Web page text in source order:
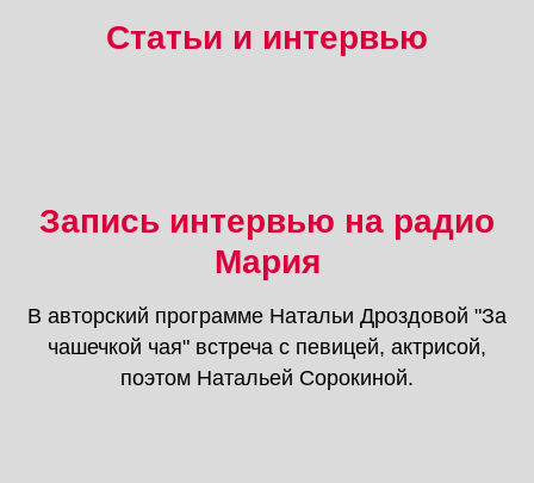
Статьи и интервью
Запись интервью на радио
Мария
В авторский программе Натальи Дроздовой "За
чашечкой чая" встреча с певицей, актрисой,
поэтом Натальей Сорокиной.